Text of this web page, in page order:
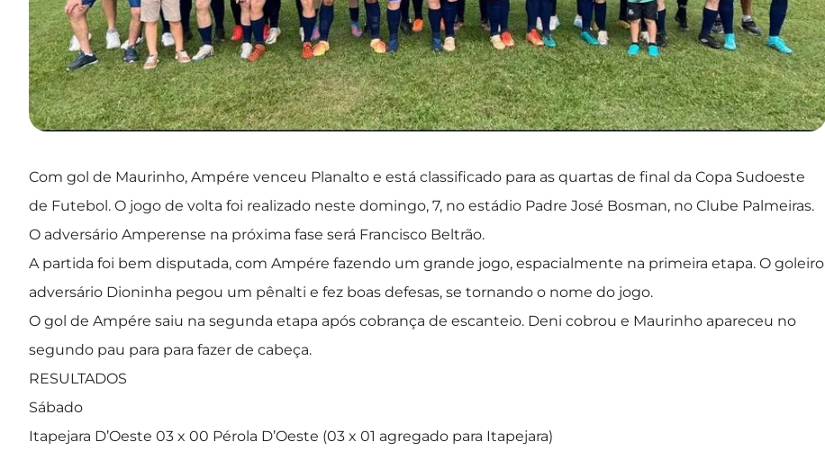
Com gol de Maurinho, Ampére venceu Planalto e está classificado para as quartas de final da Copa Sudoeste
de Futebol. O jogo de volta foi realizado neste domingo, 7, no estádio Padre José Bosman, no Clube Palmeiras.
O adversário Amperense na próxima fase será Francisco Beltrão.
A partida foi bem disputada, com Ampére fazendo um grande jogo, espacialmente na primeira etapa. O goleiro
adversário Dioninha pegou um pênalti e fez boas defesas, se tornando o nome do jogo.
O gol de Ampére saiu na segunda etapa após cobrança de escanteio. Deni cobrou e Maurinho apareceu no
segundo pau para para fazer de cabeça.
RESULTADOS
Sábado
Itapejara D’Oeste 03 x 00 Pérola D’Oeste (03 x 01 agregado para Itapejara)